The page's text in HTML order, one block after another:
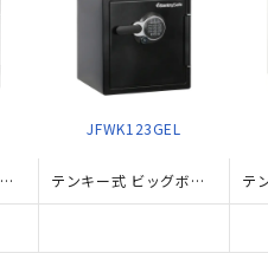
ダイヤル式 ビッグボルト耐火・耐水金庫 33.6L（W415×D491×H453）
JFWK123GEL
テンキー式 ビッグボルト耐火・耐水金庫 33.6L W415×D491×H453 ブラック